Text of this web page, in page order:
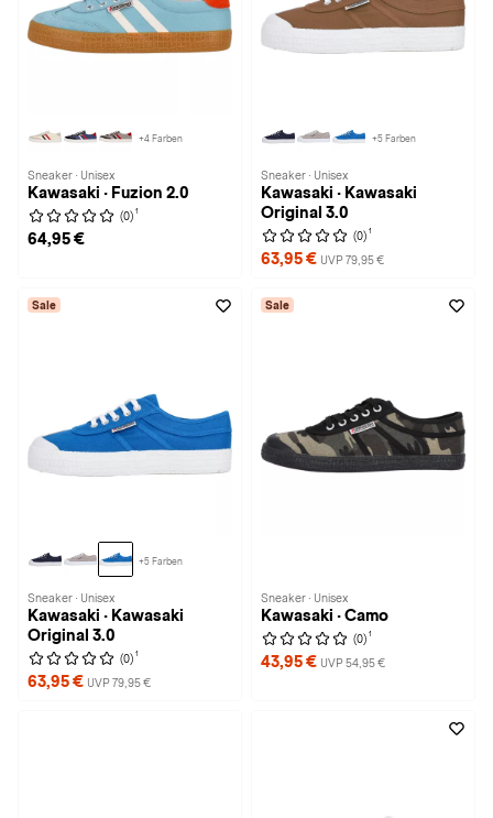
+4 Farben
Sneaker · Unisex
Kawasaki · Fuzion 2.0
(0) 1
64,95 €
+5 Farben
Sneaker · Unisex
Kawasaki · Kawasaki
Original 3.0
(0) 1
63,95 € UVP 79,95 €
Sale
+5 Farben
Sneaker · Unisex
Kawasaki · Kawasaki
Original 3.0
(0) 1
63,95 € UVP 79,95 €
Sale
Sneaker · Unisex
Kawasaki · Camo
(0) 1
43,95 € UVP 54,95 €